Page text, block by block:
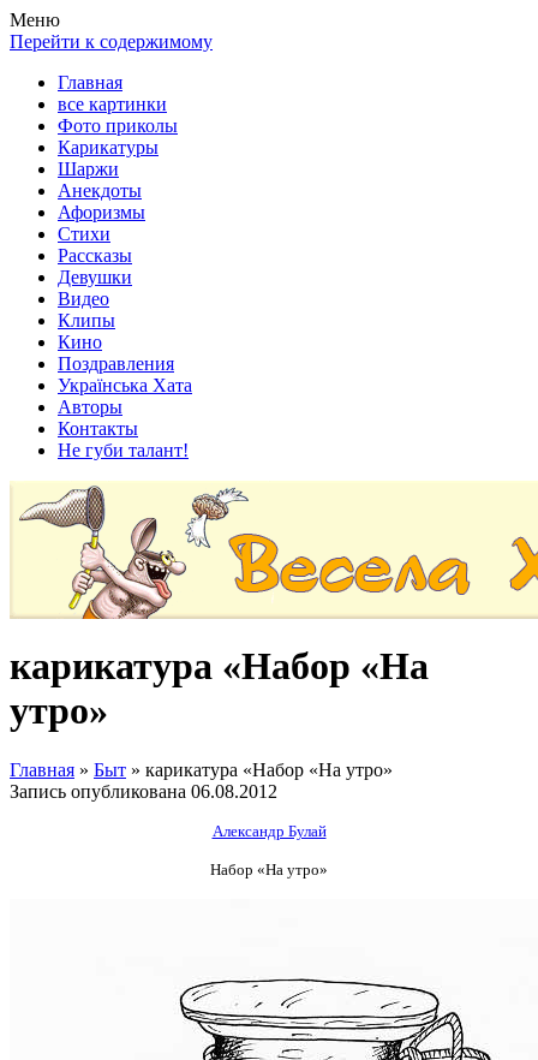
Весела хата — прикольные картинки, смешные истории,
клипы!
Покажем всем ваши фото приколы, карикатуры, шаржи, стихи,
рассказы, видео и песни!
Меню
Перейти к содержимому
Главная
все картинки
Фото приколы
Карикатуры
Шаржи
Анекдоты
Афоризмы
Стихи
Рассказы
Девушки
Видео
Клипы
Кино
Поздравления
Українська Хата
Авторы
Контакты
Не губи талант!
карикатура «Набор «На
утро»
Главная » Быт » карикатура «Набор «На утро»
Запись опубликована 06.08.2012
Александр Булай
Набор «На утро»